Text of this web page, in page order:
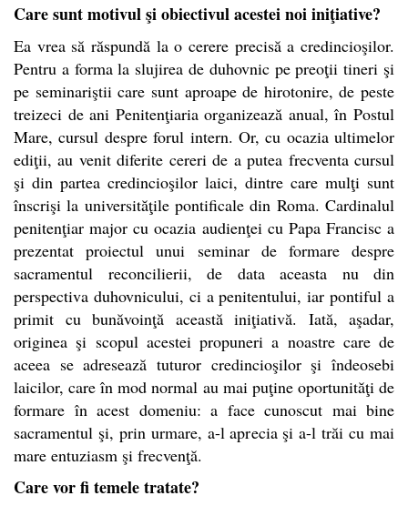
Care sunt motivul şi obiectivul acestei noi iniţiative?
Ea vrea să răspundă la o cerere precisă a credincioşilor.
Pentru a forma la slujirea de duhovnic pe preoţii tineri şi
pe seminariştii care sunt aproape de hirotonire, de peste
treizeci de ani Penitenţiaria organizează anual, în Postul
Mare, cursul despre forul intern. Or, cu ocazia ultimelor
ediţii, au venit diferite cereri de a putea frecventa cursul
şi din partea credincioşilor laici, dintre care mulţi sunt
înscrişi la universităţile pontificale din Roma. Cardinalul
penitenţiar major cu ocazia audienţei cu Papa Francisc a
prezentat proiectul unui seminar de formare despre
sacramentul reconcilierii, de data aceasta nu din
perspectiva duhovnicului, ci a penitentului, iar pontiful a
primit cu bunăvoinţă această iniţiativă. Iată, aşadar,
originea şi scopul acestei propuneri a noastre care de
aceea se adresează tuturor credincioşilor şi îndeosebi
laicilor, care în mod normal au mai puţine oportunităţi de
formare în acest domeniu: a face cunoscut mai bine
sacramentul şi, prin urmare, a-l aprecia şi a-l trăi cu mai
mare entuziasm şi frecvenţă.
Care vor fi temele tratate?